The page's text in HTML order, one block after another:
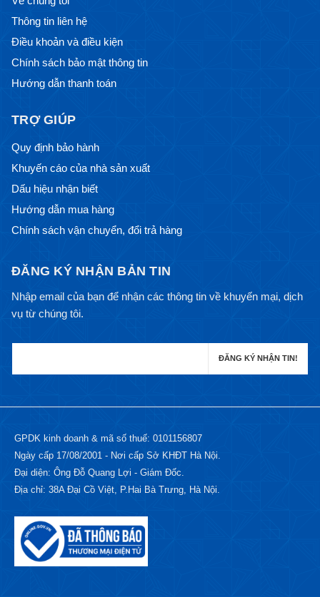
Thông tin liên hệ
Điều khoản và điều kiện
Chính sách bảo mật thông tin
Hướng dẫn thanh toán
TRỢ GIÚP
Quy định bảo hành
Khuyến cáo của nhà sản xuất
Dấu hiệu nhận biết
Hướng dẫn mua hàng
Chính sách vận chuyển, đổi trả hàng
ĐĂNG KÝ NHẬN BẢN TIN
Nhập email của bạn để nhận các thông tin về khuyến mại, dịch
vụ từ chúng tôi.
GPDK kinh doanh & mã số thuế: 0101156807
Ngày cấp 17/08/2001 - Nơi cấp Sở KHĐT Hà Nội.
Đại diện: Ông Đỗ Quang Lợi - Giám Đốc.
Địa chỉ: 38A Đại Cồ Việt, P.Hai Bà Trưng, Hà Nội.